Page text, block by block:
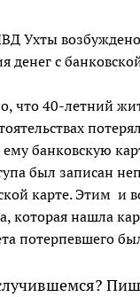
Ухты возбуждено
денег с
что 40-летний
потерял
банковскую
был записан
карте. Этим и
которая нашла
потерпевшего